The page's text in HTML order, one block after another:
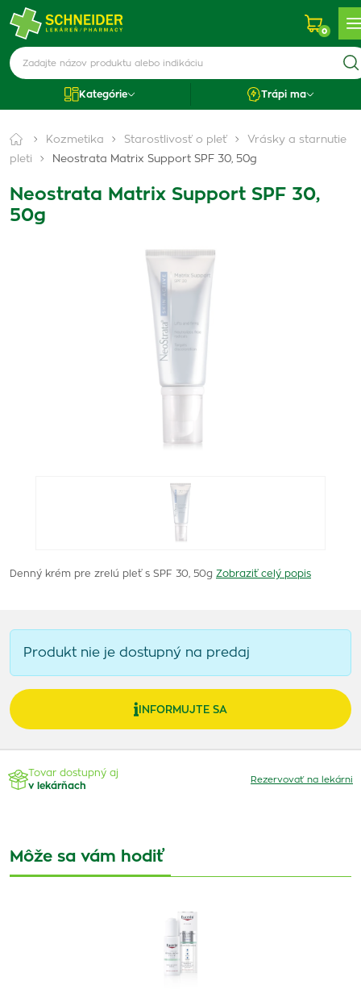
0
Kategórie Trápi ma
Kozmetika Starostlivosť o pleť
Vrásky a starnutie
pleti
Neostrata Matrix Support SPF 30, 50g
Neostrata Matrix Support SPF 30,
50g
Denný krém pre zrelú pleť s SPF 30, 50g Zobraziť celý popis
Produkt nie je dostupný na predaj
INFORMUJTE SA
Tovar dostupný aj
v lekárňach
Rezervovať na lekárni
Môže sa vám hodiť